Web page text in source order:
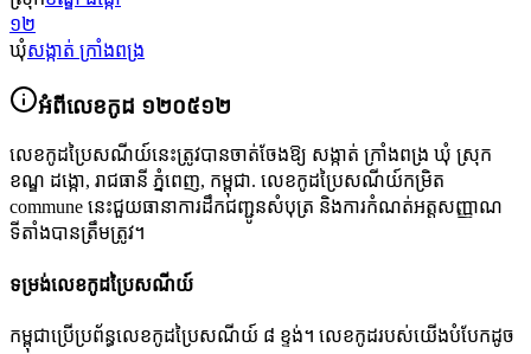
១២
ឃុំសង្កាត់ ក្រាំងពង្រ
អំពីលេខកូដ ១២០៥១២
លេខកូដប្រៃសណីយ៍នេះត្រូវបានចាត់ចែងឱ្យ សង្កាត់ ក្រាំងពង្រ ឃុំ ស្រុក
ខណ្ឌ ដង្កោ, រាជធានី ភ្នំពេញ, កម្ពុជា. លេខកូដប្រៃសណីយ៍កម្រិត
commune នេះជួយធានាការដឹកជញ្ជូនសំបុត្រ និងការកំណត់អត្តសញ្ញាណ
ទីតាំងបានត្រឹមត្រូវ។
ទម្រង់លេខកូដប្រៃសណីយ៍
កម្ពុជាប្រើប្រព័ន្ធលេខកូដប្រៃសណីយ៍ ៨ ខ្ទង់។ លេខកូដរបស់យើងបំបែកដូច